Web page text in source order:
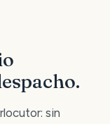
sin